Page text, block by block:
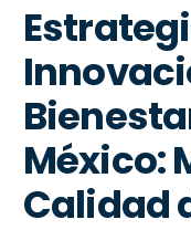
México:
Calidad